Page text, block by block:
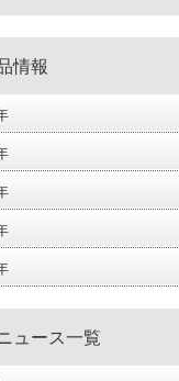
情報
ュース一覧